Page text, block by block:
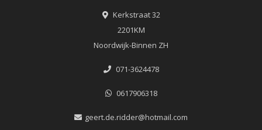
Kerkstraat 32
2201KM
Noordwijk-Binnen ZH
071-3624478
0617906318
geert.de.ridder@hotmail.com